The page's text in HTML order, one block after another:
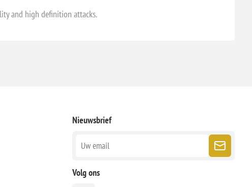
and high definition attacks.
Nieuwsbrief
Volg ons